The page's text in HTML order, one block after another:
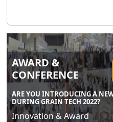
AWARD &
CONFERENCE
ARE YOU INTRODUCING A
DURING GRAIN TECH 2022?
Innovation & Award